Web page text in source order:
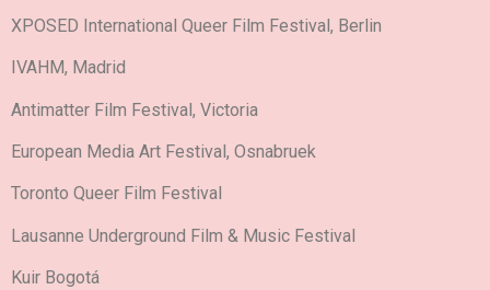
XPOSED International Queer Film Festival, Berlin
IVAHM, Madrid
Antimatter Film Festival, Victoria
European Media Art Festival, Osnabruek
Toronto Queer Film Festival
Lausanne Underground Film & Music Festival
Kuir Bogotá